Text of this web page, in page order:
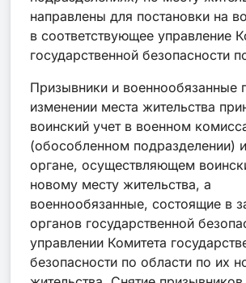
направлены для постановки на
в соответствующее управление
государственной безопасности
Призывники и военнообязанные
изменении места жительства
воинский учет в военном
(обособленном подразделении)
органе, осуществляющем
новому месту жительства, а
военнообязанные, состоящие в
органов государственной
управлении Комитета
безопасности по области по их